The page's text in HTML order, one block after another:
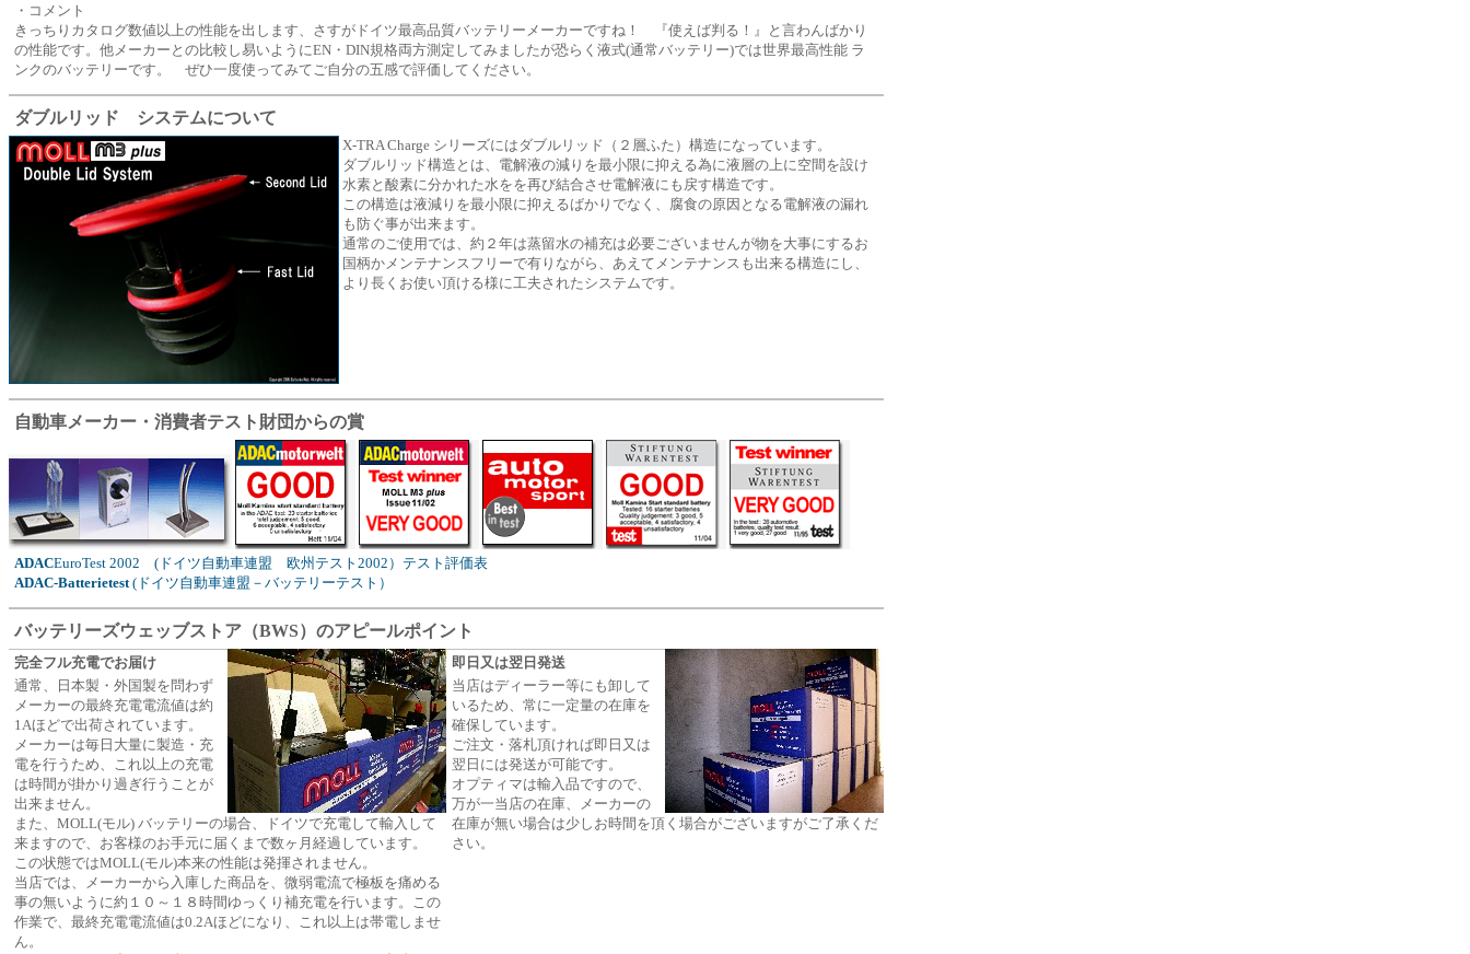
・コメント
きっちりカタログ数値以上の性能を出します、さすがドイツ最高品質バッテリーメーカーですね！ 『使えば判る！』と言わんばかり
の性能です。他メーカーとの比較し易いようにEN・DIN規格両方測定してみましたが恐らく液式(通常バッテリー)では世界最高性能 ラ
ンクのバッテリーです。 ぜひ一度使ってみてご自分の五感で評価してください。
ダブルリッド システムについて
X-TRA Charge シリーズにはダブルリッド（２層ふた）構造になっています。
ダブルリッド構造とは、電解液の減りを最小限に抑える為に液層の上に空間を設け
水素と酸素に分かれた水をを再び結合させ電解液にも戻す構造です。
この構造は液減りを最小限に抑えるばかりでなく、腐食の原因となる電解液の漏れ
も防ぐ事が出来ます。
通常のご使用では、約２年は蒸留水の補充は必要ございませんが物を大事にするお
国柄かメンテナンスフリーで有りながら、あえてメンテナンスも出来る構造にし、
より長くお使い頂ける様に工夫されたシステムです。
自動車メーカー・消費者テスト財団からの賞
ADACEuroTest 2002 (ドイツ自動車連盟 欧州テスト2002）テスト評価表
ADAC-Batterietest(ドイツ自動車連盟－バッテリーテスト）
バッテリーズウェッブストア（BWS）のアピールポイント
完全フル充電でお届け
通常、日本製・外国製を問わず
メーカーの最終充電電流値は約
1Aほどで出荷されています。
メーカーは毎日大量に製造・充
電を行うため、これ以上の充電
は時間が掛かり過ぎ行うことが
出来ません。
また、MOLL(モル) バッテリーの場合、ドイツで充電して輸入して
来ますので、お客様のお手元に届くまで数ヶ月経過しています。
この状態ではMOLL(モル)本来の性能は発揮されません。
当店では、メーカーから入庫した商品を、微弱電流で極板を痛める
事の無いように約１０～１８時間ゆっくり補充電を行います。この
作業で、最終充電電流値は0.2Aほどになり、これ以上は帯電しませ
ん。
即日又は翌日発送
当店はディーラー等にも卸して
いるため、常に一定量の在庫を
確保しています。
ご注文・落札頂ければ即日又は
翌日には発送が可能です。
オプティマは輸入品ですので、
万が一当店の在庫、メーカーの
在庫が無い場合は少しお時間を頂く場合がございますがご了承くだ
さい。